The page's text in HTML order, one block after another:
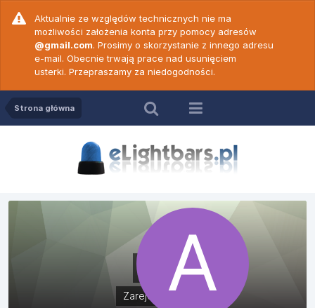
Aktualnie ze względów technicznych nie ma
możliwości założenia konta przy pomocy adresów
@gmail.com. Prosimy o skorzystanie z innego adresu
e-mail. Obecnie trwają prace nad usunięciem
usterki. Przepraszamy za niedogodności.
Strona główna
Arek
Zarejestrowani